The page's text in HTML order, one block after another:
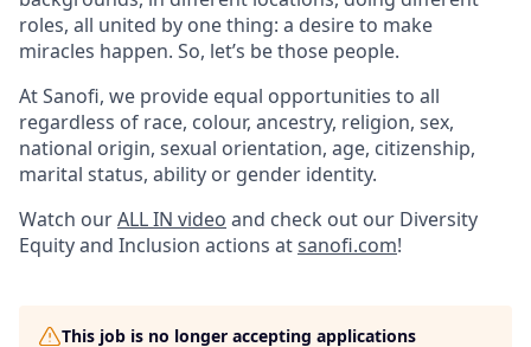
roles, all united by one thing: a desire to make
miracles happen. So, let’s be those people.
At Sanofi, we provide equal opportunities to all
regardless of race, colour, ancestry, religion, sex,
national origin, sexual orientation, age, citizenship,
marital status, ability or gender identity.
Watch ourALL IN video and check out our Diversity
Equity and Inclusion actions atsanofi.com!
This job is no longer accepting applications